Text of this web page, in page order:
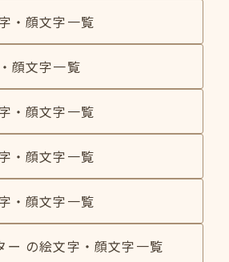
・顔文字一覧
顔文字一覧
・顔文字一覧
・顔文字一覧
・顔文字一覧
ー の絵文字・顔文字一覧